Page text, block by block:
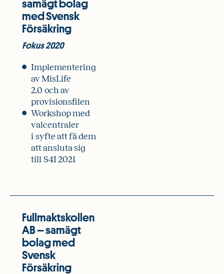
samägt bolag
med Svensk
Försäkring
Fokus 2020
Implementering
av MisLife
2.0 och av
provisionsfilen
Workshop med
valcentraler
i syfte att få dem
att ansluta sig
till S4I 2021
Fullmaktskollen
AB – samägt
bolag med
Svensk
Försäkring